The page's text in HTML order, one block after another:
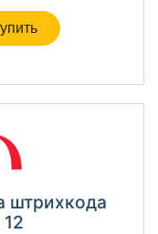
штрихкода